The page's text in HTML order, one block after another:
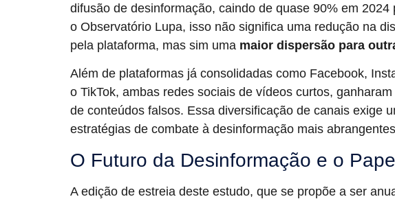
difusão de desinformação, caindo de quase 90% em
o Observatório Lupa, isso não significa uma redução na
pela plataforma, mas sim uma maior dispersão para
Além de plataformas já consolidadas como Facebook,
o TikTok, ambas redes sociais de vídeos curtos,
de conteúdos falsos. Essa diversificação de canais exige
estratégias de combate à desinformação mais
O Futuro da Desinformação e o
A edição de estreia deste estudo, que se propõe a ser